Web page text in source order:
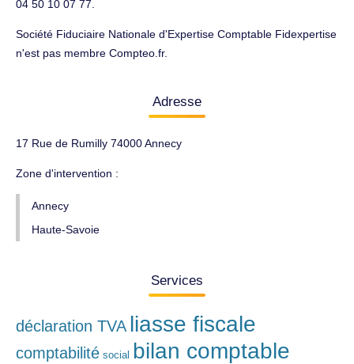
04 50 10 07 77.
Société Fiduciaire Nationale d'Expertise Comptable Fidexpertise
n'est pas membre Compteo.fr.
Adresse
17 Rue de Rumilly 74000 Annecy
Zone d'intervention :
Annecy
Haute-Savoie
Services
déclaration TVA liasse fiscale
comptabilité social bilan comptable